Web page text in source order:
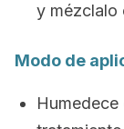
y mézclalo
Modo de